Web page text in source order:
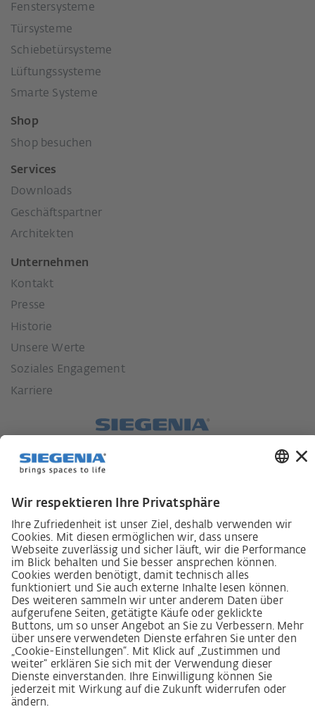
Fenstersysteme
Türsysteme
Schiebetürsysteme
Lüftungssysteme
Smarte Systeme
Shop
Shop besuchen
Services
Downloads
Geschäftspartner
Architekten
Unternehmen
Kontakt
Presse
Historie
Unsere Werte
Soziales Engagement
Karriere
Lieferkettensorgfaltspflichtengesetz
Lieferantenkodex
LkSG-Merkblatt für Lieferanten
Grundsatzerklärung Menschenrechtsstrategie
Beschwerdeverfahren
Impressum AGB
Datenschutz
Erklärung zur Barrierefreiheit